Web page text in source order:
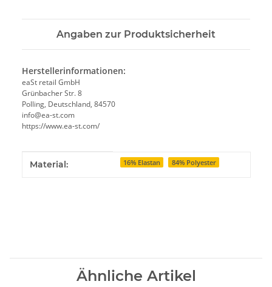
Angaben zur Produktsicherheit
Herstellerinformationen:
eaSt retail GmbH
Grünbacher Str. 8
Polling, Deutschland, 84570
info@ea-st.com
https://www.ea-st.com/
Produkteigenschaft
Wert
Material: 16% Elastan 84% Polyester
Ähnliche Artikel